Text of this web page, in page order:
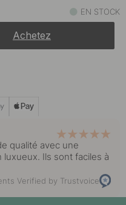
EN STOCK
Achetez
qualité avec une
Ils sont faciles à
Verified by Trustvoice